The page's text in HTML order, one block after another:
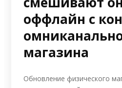
оффлайн с
магазина
Обновление физического